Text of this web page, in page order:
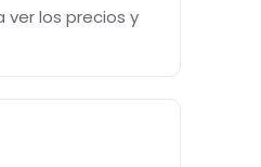
ver los precios y